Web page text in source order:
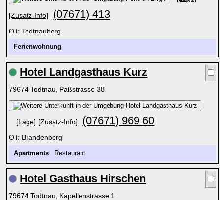
[Zusatz-Info] (07671) 413
OT: Todtnauberg
Ferienwohnung
Hotel Landgasthaus Kurz
79674 Todtnau, Paßstrasse 38
[Lage] [Zusatz-Info] (07671) 969 60
OT: Brandenberg
Apartments Restaurant
Hotel Gasthaus Hirschen
79674 Todtnau, Kapellenstrasse 1